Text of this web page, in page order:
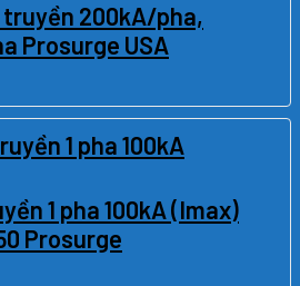
200kA/pha,
Prosurge USA
1 pha 100kA (Imax)
Prosurge